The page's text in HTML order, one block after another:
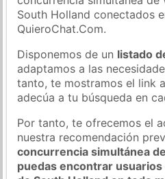
South Holland conectados
QuieroChat.Com.
Disponemos de un listado
adaptamos a las
tanto, te mostramos el link
adecúa a tu búsqueda en
Por tanto, te ofrecemos el
nuestra recomendación
concurrencia simultánea
puedas encontrar